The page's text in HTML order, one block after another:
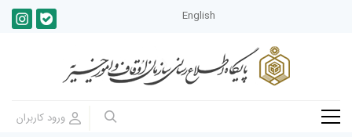
English